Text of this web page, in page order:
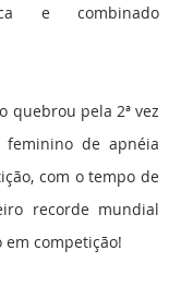
e combinado
quebrou pela 2ª vez
de apnéia
com o tempo de
recorde mundial
competição!